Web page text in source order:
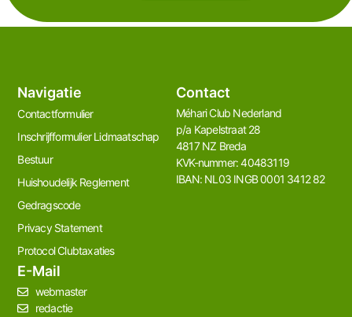
Navigatie
Contactformulier
Inschrijfformulier Lidmaatschap
Bestuur
Huishoudelijk Reglement
Gedragscode
Privacy Statement
Protocol Clubtaxaties
Contact
Méhari Club Nederland​
p/a Kapelstraat 28
4817 NZ Breda
KVK-nummer: 40483119
IBAN: NL03 INGB 0001 3412 82
E-Mail
webmaster
redactie